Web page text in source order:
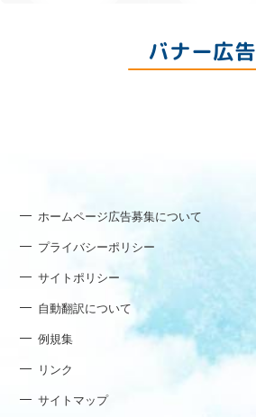
バナー広告
ホームページ広告募集について
プライバシーポリシー
サイトポリシー
自動翻訳について
例規集
リンク
サイトマップ